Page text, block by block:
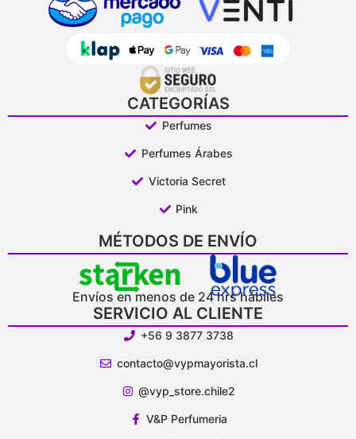
CATEGORÍAS
Perfumes
Perfumes Árabes
Victoria Secret
Pink
MÉTODOS DE ENVÍO
Envíos en menos de 24 hrs hábiles
SERVICIO AL CLIENTE
+56 9 3877 3738
contacto@vypmayorista.cl
@vyp_store.chile2
V&P Perfumeria